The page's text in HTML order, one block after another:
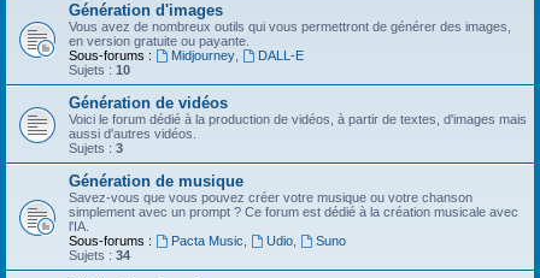
Génération d'images
Vous avez de nombreux outils qui vous permettront de générer des images,
en version gratuite ou payante.
Sous-forums :
Midjourney,
DALL-E
Sujets : 10
Génération de vidéos
Voici le forum dédié à la production de vidéos, à partir de textes, d'images mais
aussi d'autres vidéos.
Sujets : 3
Génération de musique
Savez-vous que vous pouvez créer votre musique ou votre chanson
simplement avec un prompt ? Ce forum est dédié à la création musicale avec
l'IA.
Sous-forums :
Pacta Music Udio,
Suno
Sujets : 34